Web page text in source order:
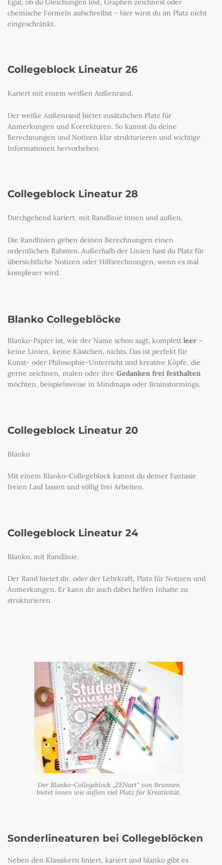
Egal, ob du Gleichungen löst, Graphen zeichnest oder
chemische Formeln aufschreibst – hier wirst du im Platz nicht
eingeschränkt.
Collegeblock Lineatur 26
Kariert mit einem weißen Außenrand.
Der weiße Außenrand bietet zusätzlichen Platz für
Anmerkungen und Korrekturen. So kannst du deine
Berechnungen und Notizen klar strukturieren und wichtige
Informationen hervorheben.
Collegeblock Lineatur 28
Durchgehend kariert, mit Randlinie innen und außen.
Die Randlinien geben deinen Berechnungen einen
ordentlichen Rahmen. Außerhalb der Linien hast du Platz für
übersichtliche Notizen oder Hilfsrechnungen, wenn es mal
komplexer wird.
Blanko Collegeblöcke
Blanko-Papier ist, wie der Name schon sagt, komplett leer –
keine Linien, keine Kästchen, nichts. Das ist perfekt für
Kunst- oder Philosophie-Unterricht und kreative Köpfe, die
gerne zeichnen, malen oder ihre Gedanken frei festhalten
möchten, beispielsweise in Mindmaps oder Brainstormings.
Collegeblock Lineatur 20
Blanko
Mit einem Blanko-Collegeblock kannst du deiner Fantasie
freien Lauf lassen und völlig frei Arbeiten.
Collegeblock Lineatur 24
Blanko, mit Randlinie.
Der Rand bietet dir, oder der Lehrkraft, Platz für Notizen und
Anmerkungen. Er kann dir auch dabei helfen Inhalte zu
strukturieren.
Der Blanko-Collegeblock „ZENart“ von Brunnen
bietet innen wie außen viel Platz für Kreativität.
Sonderlineaturen bei Collegeblöcken
Neben den Klassikern liniert, kariert und blanko gibt es